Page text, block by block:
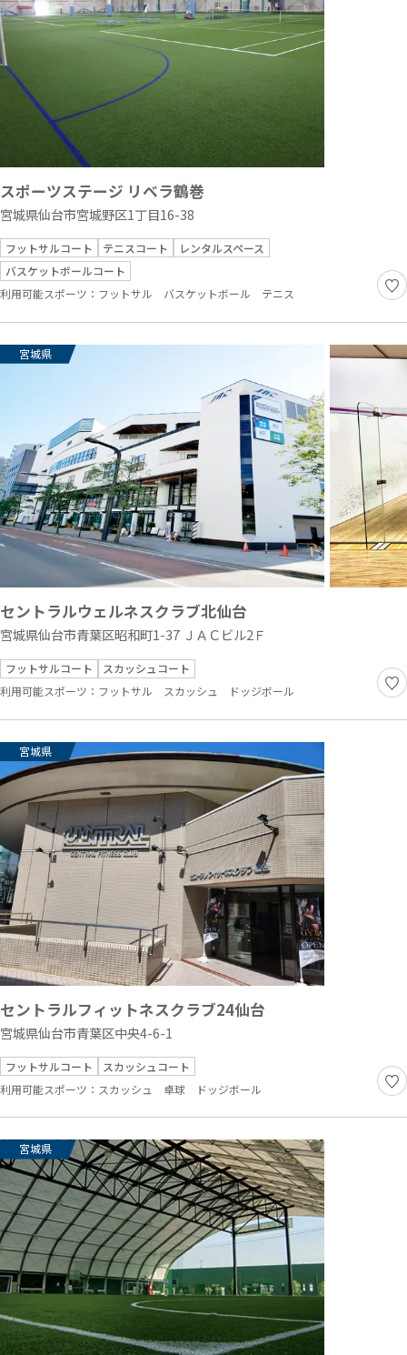
スポーツステージ リベラ鶴巻
宮城県仙台市宮城野区1丁目16-38
フットサルコート テニスコート
レンタルスペース
バスケットボールコート
利用可能スポーツ： フットサル バスケットボール テニス
宮城県
セントラルウェルネスクラブ北仙台
宮城県仙台市青葉区昭和町1-37 ＪＡＣビル2Ｆ
フットサルコート
スカッシュコート
利用可能スポーツ： フットサル スカッシュ ドッジボール
宮城県
セントラルフィットネスクラブ24仙台
宮城県仙台市青葉区中央4-6-1
フットサルコート
スカッシュコート
利用可能スポーツ： スカッシュ 卓球 ドッジボール
宮城県